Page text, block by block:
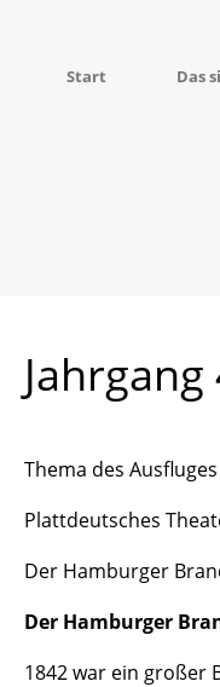
Start Das
Thema des Ausfluges
Plattdeutsches
Der Hamburger
Der Hamburger
1842 war ein großer